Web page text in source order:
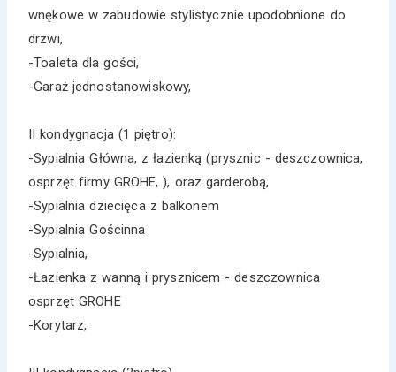
wnękowe w zabudowie stylistycznie upodobnione do
drzwi,
-Toaleta dla gości,
-Garaż jednostanowiskowy,
II kondygnacja (1 piętro):
-Sypialnia Główna, z łazienką (prysznic - deszczownica,
osprzęt firmy GROHE, ), oraz garderobą,
-Sypialnia dziecięca z balkonem
-Sypialnia Gościnna
-Sypialnia,
-Łazienka z wanną i prysznicem - deszczownica
osprzęt GROHE
-Korytarz,